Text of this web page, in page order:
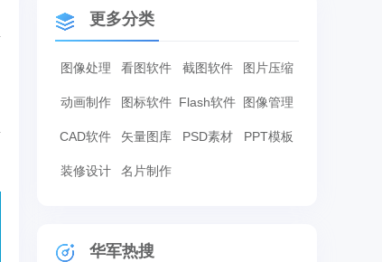
更多分类
图像处理 看图软件 截图软件 图片压缩
动画制作 图标软件 Flash软件 图像管理
CAD软件 矢量图库 PSD素材 PPT模板
装修设计 名片制作
华军热搜